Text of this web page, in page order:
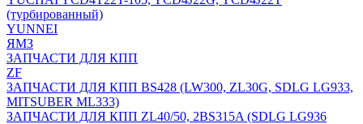
(турбированный)
YUNNEI
ЯМЗ
ЗАПЧАСТИ ДЛЯ КПП
ZF
ЗАПЧАСТИ ДЛЯ КПП BS428 (LW300, ZL30G, SDLG LG933,
MITSUBER ML333)
ЗАПЧАСТИ ДЛЯ КПП ZL40/50, 2BS315A (SDLG LG936